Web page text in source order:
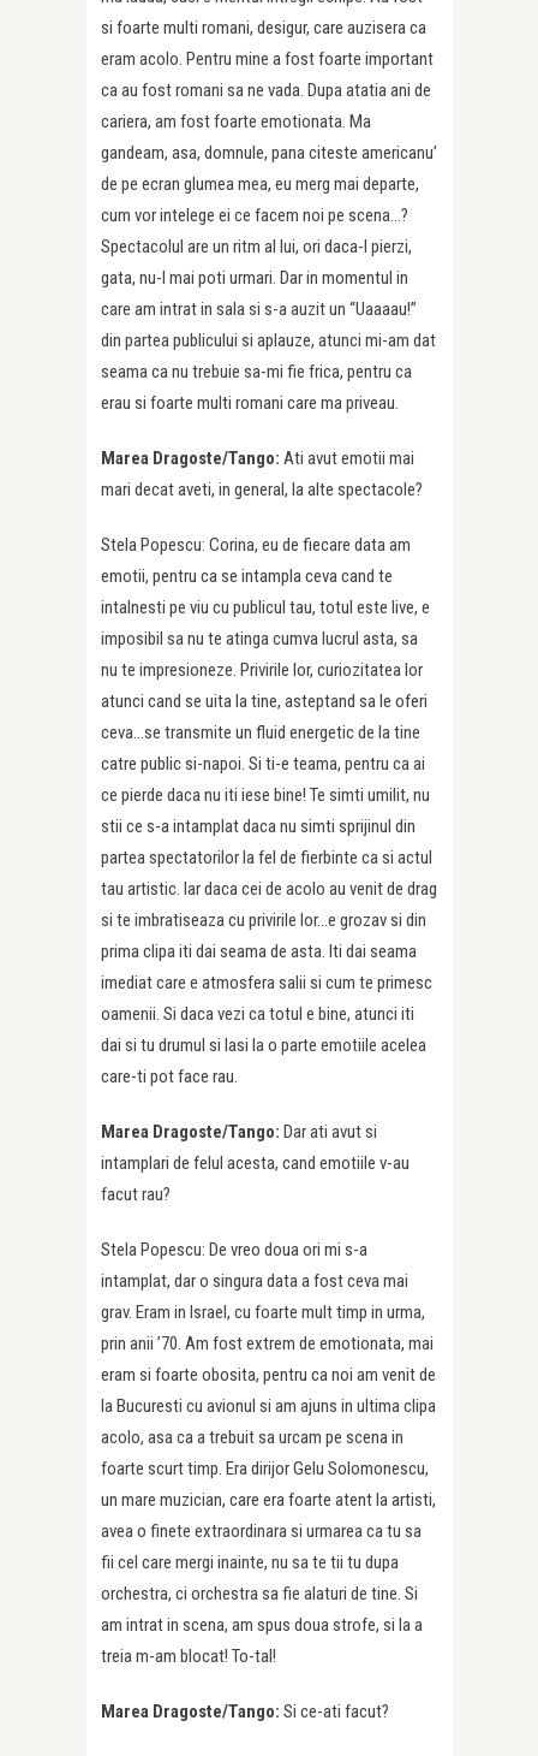
si foarte multi romani, desigur, care auzisera ca
eram acolo. Pentru mine a fost foarte important
ca au fost romani sa ne vada. Dupa atatia ani de
cariera, am fost foarte emotionata. Ma
gandeam, asa, domnule, pana citeste americanu’
de pe ecran glumea mea, eu merg mai departe,
cum vor intelege ei ce facem noi pe scena…?
Spectacolul are un ritm al lui, ori daca-l pierzi,
gata, nu-l mai poti urmari. Dar in momentul in
care am intrat in sala si s-a auzit un “Uaaaau!”
din partea publicului si aplauze, atunci mi-am dat
seama ca nu trebuie sa-mi fie frica, pentru ca
erau si foarte multi romani care ma priveau.
Marea Dragoste/Tango: Ati avut emotii mai
mari decat aveti, in general, la alte spectacole?
Stela Popescu: Corina, eu de fiecare data am
emotii, pentru ca se intampla ceva cand te
intalnesti pe viu cu publicul tau, totul este live, e
imposibil sa nu te atinga cumva lucrul asta, sa
nu te impresioneze. Privirile lor, curiozitatea lor
atunci cand se uita la tine, asteptand sa le oferi
ceva…se transmite un fluid energetic de la tine
catre public si-napoi. Si ti-e teama, pentru ca ai
ce pierde daca nu iti iese bine! Te simti umilit, nu
stii ce s-a intamplat daca nu simti sprijinul din
partea spectatorilor la fel de fierbinte ca si actul
tau artistic. Iar daca cei de acolo au venit de drag
si te imbratiseaza cu privirile lor…e grozav si din
prima clipa iti dai seama de asta. Iti dai seama
imediat care e atmosfera salii si cum te primesc
oamenii. Si daca vezi ca totul e bine, atunci iti
dai si tu drumul si lasi la o parte emotiile acelea
care-ti pot face rau.
Marea Dragoste/Tango: Dar ati avut si
intamplari de felul acesta, cand emotiile v-au
facut rau?
Stela Popescu: De vreo doua ori mi s-a
intamplat, dar o singura data a fost ceva mai
grav. Eram in Israel, cu foarte mult timp in urma,
prin anii ’70. Am fost extrem de emotionata, mai
eram si foarte obosita, pentru ca noi am venit de
la Bucuresti cu avionul si am ajuns in ultima clipa
acolo, asa ca a trebuit sa urcam pe scena in
foarte scurt timp. Era dirijor Gelu Solomonescu,
un mare muzician, care era foarte atent la artisti,
avea o finete extraordinara si urmarea ca tu sa
fii cel care mergi inainte, nu sa te tii tu dupa
orchestra, ci orchestra sa fie alaturi de tine. Si
am intrat in scena, am spus doua strofe, si la a
treia m-am blocat! To-tal!
Marea Dragoste/Tango: Si ce-ati facut?